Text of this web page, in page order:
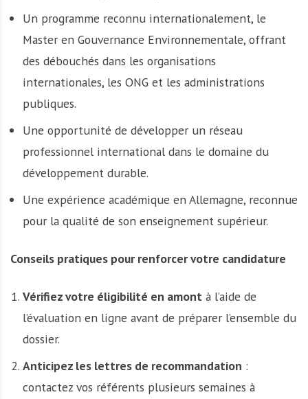
Un programme reconnu internationalement, le
Master en Gouvernance Environnementale, offrant
des débouchés dans les organisations
internationales, les ONG et les administrations
publiques.
Une opportunité de développer un réseau
professionnel international dans le domaine du
développement durable.
Une expérience académique en Allemagne, reconnue
pour la qualité de son enseignement supérieur.
Conseils pratiques pour renforcer votre candidature
Vérifiez votre éligibilité en amontà l’aide de
l’évaluation en ligne avant de préparer l’ensemble du
dossier.
Anticipez les lettres de recommandation :
contactez vos référents plusieurs semaines à